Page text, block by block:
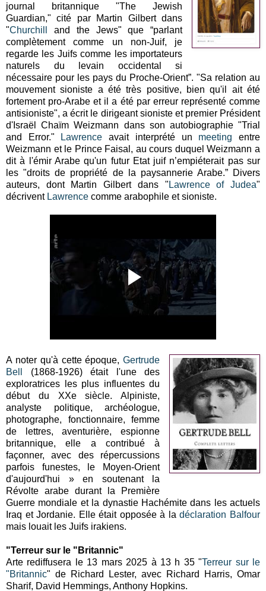
journal britannique "The Jewish
Guardian," cité par Martin Gilbert dans
"Churchill
and the Jews" que “parlant
complètement comme un non-Juif, je
regarde les Juifs comme les importateurs
naturels du levain occidental si
nécessaire pour les pays du Proche-Orient”. "Sa relation au
mouvement sioniste a été très positive, bien qu'il ait été
fortement pro-Arabe et il a été par erreur représenté comme
antisioniste", a écrit le dirigeant sioniste et premier Président
d'Israël Chaïm Weizmann dans son autobiographie "Trial
and Error."
Lawrence avait interprété un meeting entre
Weizmann et le Prince Faisal, au cours duquel Weizmann a
dit à l'émir Arabe qu'un futur Etat juif n’empiéterait pas sur
les "droits de propriété de la paysannerie Arabe.” Divers
auteurs, dont Martin Gilbert dans " Lawrence of Judea"
décrivent Lawrence comme arabophile et sioniste.
A noter qu'à cette époque,Gertrude
Bell
(1868-1926) était l'une des
exploratrices les plus influentes du
début du XXe siècle. Alpiniste,
analyste politique, archéologue,
photographe, fonctionnaire, femme
de lettres, aventurière, espionne
britannique, elle a contribué à
façonner, avec des répercussions
parfois funestes, le Moyen-Orient
d'aujourd'hui » en soutenant la
Révolte arabe durant la Première
Guerre mondiale et la dynastie Hachémite dans les actuels
Iraq et Jordanie. Elle était opposée à ladéclaration Balfour
mais louait les Juifs irakiens.
"Terreur sur le "Britannic"
Arte rediffusera le 13 mars 2025 à 13 h 35 "Terreur sur le
"Britannic" de Richard Lester, avec Richard Harris, Omar
Sharif, David Hemmings, Anthony Hopkins.